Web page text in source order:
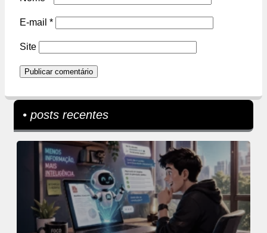
E-mail *
Site
• posts recentes